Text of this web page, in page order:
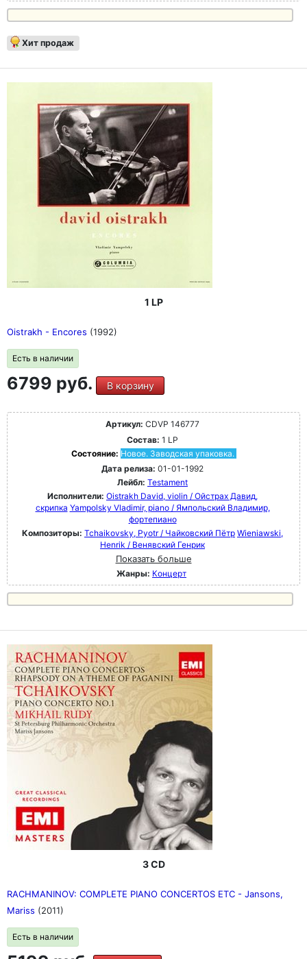
Хит продаж
1 LP
Oistrakh - Encores (1992)
Есть в наличии
6799 руб. В корзину
Артикул: CDVP 146777
Состав: 1 LP
Состояние: Новое. Заводская упаковка.
Дата релиза: 01-01-1992
Лейбл: Testament
Исполнители: Oistrakh David, violin / Ойстрах Давид,
скрипка Yampolsky Vladimir, piano / Ямпольский Владимир,
фортепиано
Композиторы: Tchaikovsky, Pyotr / Чайковский Пётр Wieniawski,
Henrik / Венявский Генрик
Показать больше
Жанры: Концерт
3 CD
RACHMANINOV: COMPLETE PIANO CONCERTOS ETC - Jansons,
Mariss (2011)
Есть в наличии